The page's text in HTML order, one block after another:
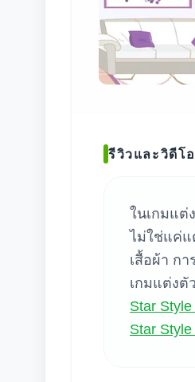
รีวิวและวิดีโ
ในเกมแต่
ไม่ใช่แค่แ
เสื้อผ้า ก
เกมแต่งตั
Star Style
Star Style